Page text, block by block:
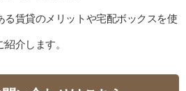
る賃貸のメリットや宅配ボックスを使
介します。